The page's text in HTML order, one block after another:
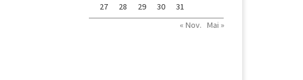
27 28 29 30
31
« Nov. Mai »